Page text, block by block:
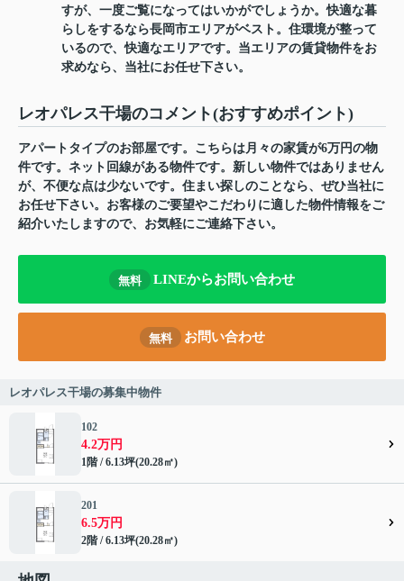
すが、一度ご覧になってはいかがでしょうか。快適な暮
らしをするなら長岡市エリアがベスト。住環境が整って
いるので、快適なエリアです。当エリアの賃貸物件をお
求めなら、当社にお任せ下さい。
レオパレス干場のコメント(おすすめポイント)
アパートタイプのお部屋です。こちらは月々の家賃が6万円の物
件です。ネット回線がある物件です。新しい物件ではありません
が、不便な点は少ないです。住まい探しのことなら、ぜひ当社に
お任せ下さい。お客様のご要望やこだわりに適した物件情報をご
紹介いたしますので、お気軽にご連絡下さい。
無料 LINEからお問い合わせ
無料 お問い合わせ
レオパレス干場の募集中物件
102
4.2万円
1階 / 6.13坪(20.28㎡)
201
6.5万円
2階 / 6.13坪(20.28㎡)